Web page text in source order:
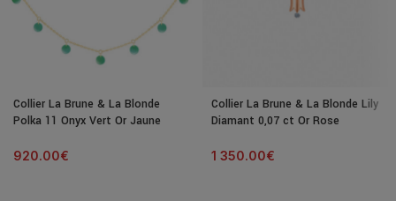
Collier La Brune & La Blonde
Polka 11 Onyx Vert Or Jaune
920.00€
Collier La Brune & La Blonde Lily
Diamant 0,07 ct Or Rose
1 350.00€